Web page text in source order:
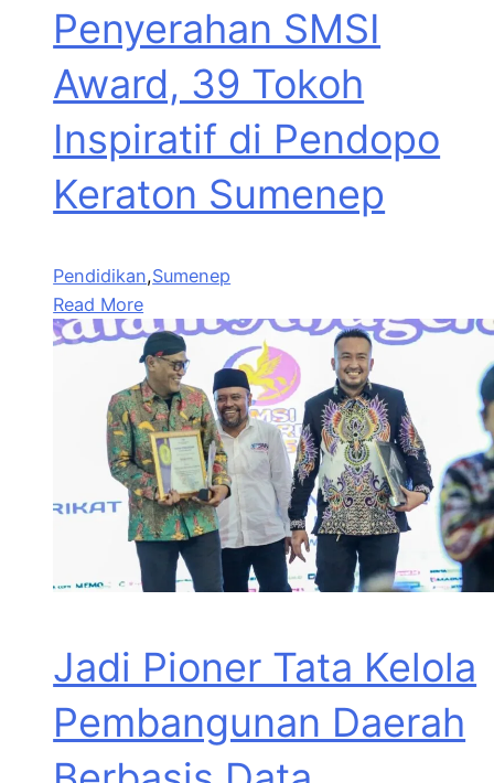
Penyerahan SMSI
Award, 39 Tokoh
Inspiratif di Pendopo
Keraton Sumenep
Pendidikan,Sumenep
Read More
Jadi Pioner Tata Kelola
Pembangunan Daerah